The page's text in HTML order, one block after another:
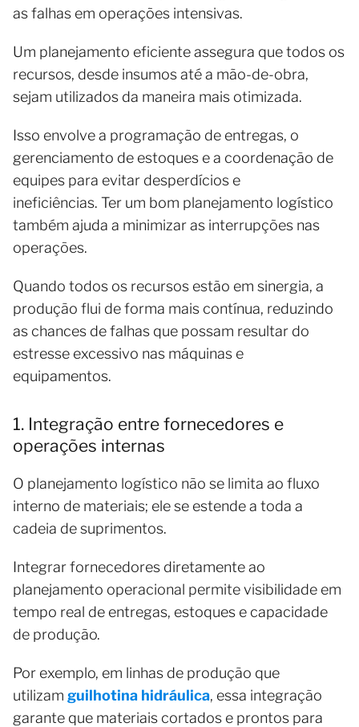
as falhas em operações intensivas.
Um planejamento eficiente assegura que todos os
recursos, desde insumos até a mão-de-obra,
sejam utilizados da maneira mais otimizada.
Isso envolve a programação de entregas, o
gerenciamento de estoques e a coordenação de
equipes para evitar desperdícios e
ineficiências. Ter um bom planejamento logístico
também ajuda a minimizar as interrupções nas
operações.
Quando todos os recursos estão em sinergia, a
produção flui de forma mais contínua, reduzindo
as chances de falhas que possam resultar do
estresse excessivo nas máquinas e
equipamentos.
1. Integração entre fornecedores e
operações internas
O planejamento logístico não se limita ao fluxo
interno de materiais; ele se estende a toda a
cadeia de suprimentos.
Integrar fornecedores diretamente ao
planejamento operacional permite visibilidade em
tempo real de entregas, estoques e capacidade
de produção.
Por exemplo, em linhas de produção que
utilizam guilhotina hidráulica, essa integração
garante que materiais cortados e prontos para